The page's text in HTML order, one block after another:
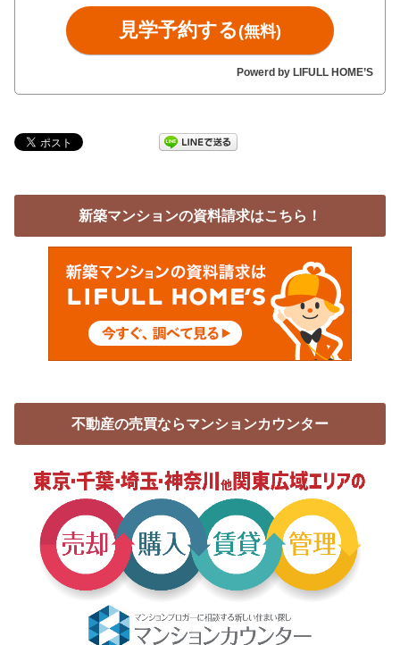
見学予約する(無料)
Powerd by LIFULL HOME’S
新築マンションの資料請求はこちら！
不動産の売買ならマンションカウンター